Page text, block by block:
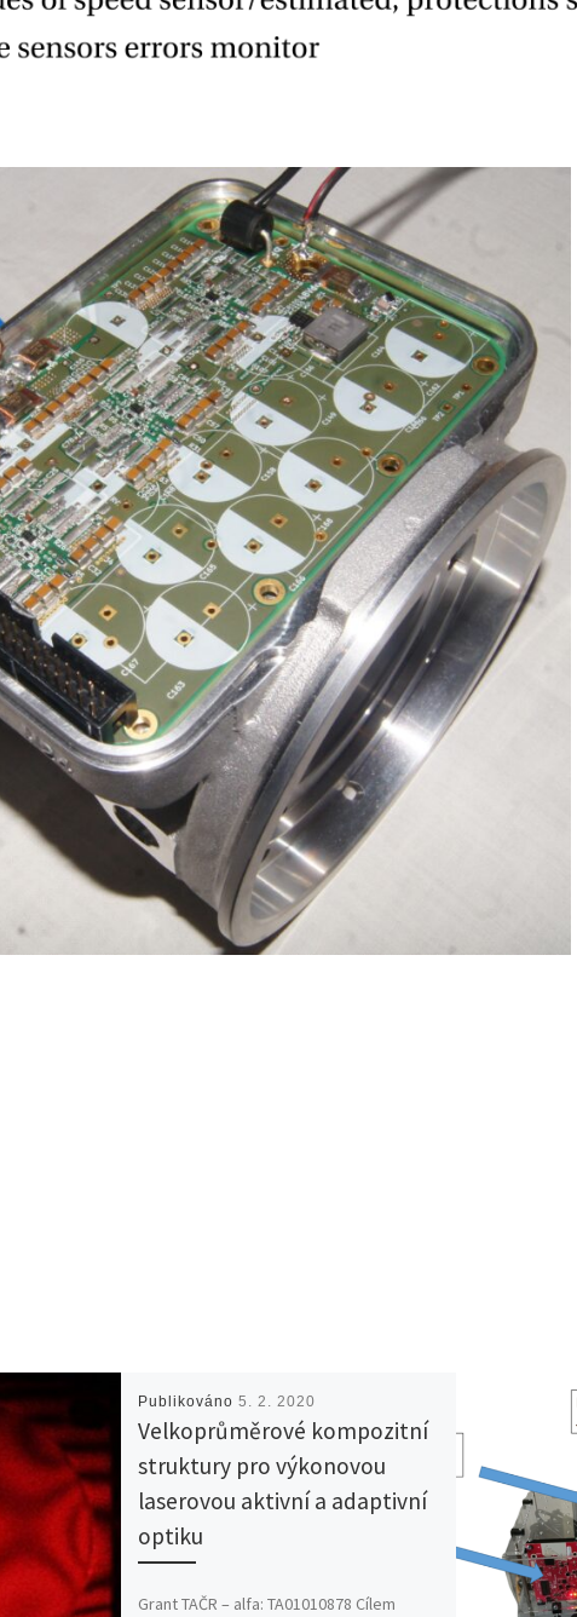
Publikováno 5. 2. 2020
Velkoprůměrové kompozitní
struktury pro výkonovou
laserovou aktivní a adaptivní
optiku
Grant TAČR – alfa: TA01010878 Cílem